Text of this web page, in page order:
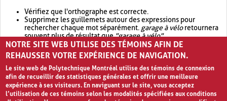
Vérifiez que l'orthographe est correcte.
Supprimez les guillemets autour des expressions pour
rechercher chaque mot séparément. garage à véloretournera
souvent plus de résultat que"garage à vélo".
Envisagez d'élargir votre recherche avec OR.garage OR vélo
retournera souvent plus de résultat quegarage à vélo
NOTRE SITE WEB UTILISE DES TÉMOINS AFIN DE
REHAUSSER VOTRE EXPÉRIENCE DE NAVIGATION.
Le site web de Polytechnique Montréal utilise des témoins de connexion
afin de recueillir des statistiques générales et offrir une meilleure
expérience à ses visiteurs. En naviguant sur le site, vous acceptez
l’utilisation de ces témoins selon les modalités spécifiées aux conditions